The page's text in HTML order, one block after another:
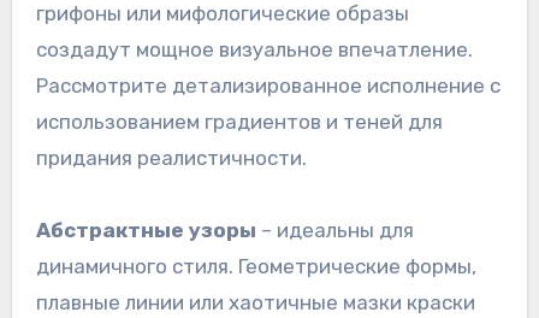
грифоны или мифологические образы
создадут мощное визуальное впечатление.
Рассмотрите детализированное исполнение с
использованием градиентов и теней для
придания реалистичности.
Абстрактные узоры – идеальны для
динамичного стиля. Геометрические формы,
плавные линии или хаотичные мазки краски